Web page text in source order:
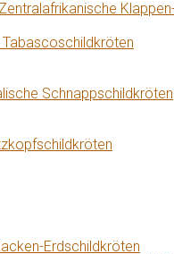
Schnappschildkröten
Erdschildkröten